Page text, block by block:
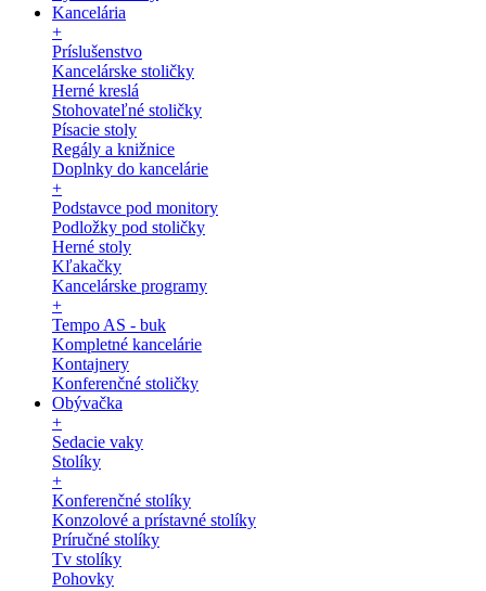
Kancelária
+
Príslušenstvo
Kancelárske stoličky
Herné kreslá
Stohovateľné stoličky
Písacie stoly
Regály a knižnice
Doplnky do kancelárie
+
Podstavce pod monitory
Podložky pod stoličky
Herné stoly
Kľakačky
Kancelárske programy
+
Tempo AS - buk
Kompletné kancelárie
Kontajnery
Konferenčné stoličky
Obývačka
+
Sedacie vaky
Stolíky
+
Konferenčné stolíky
Konzolové a prístavné stolíky
Príručné stolíky
Tv stolíky
Pohovky